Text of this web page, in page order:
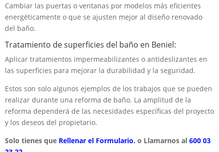
Cambiar las puertas o ventanas por modelos más eficientes
energéticamente o que se ajusten mejor al diseño renovado
del baño.
Tratamiento de superficies del baño en Beniel:
Aplicar tratamientos impermeabilizantes o antideslizantes en
las superficies para mejorar la durabilidad y la seguridad.
Estos son solo algunos ejemplos de los trabajos que se pueden
realizar durante una reforma de baño. La amplitud de la
reforma dependerá de las necesidades específicas del proyecto
y los deseos del propietario.
Solo tienes que Rellenar el Formulario. o Llamarnos al 600 03